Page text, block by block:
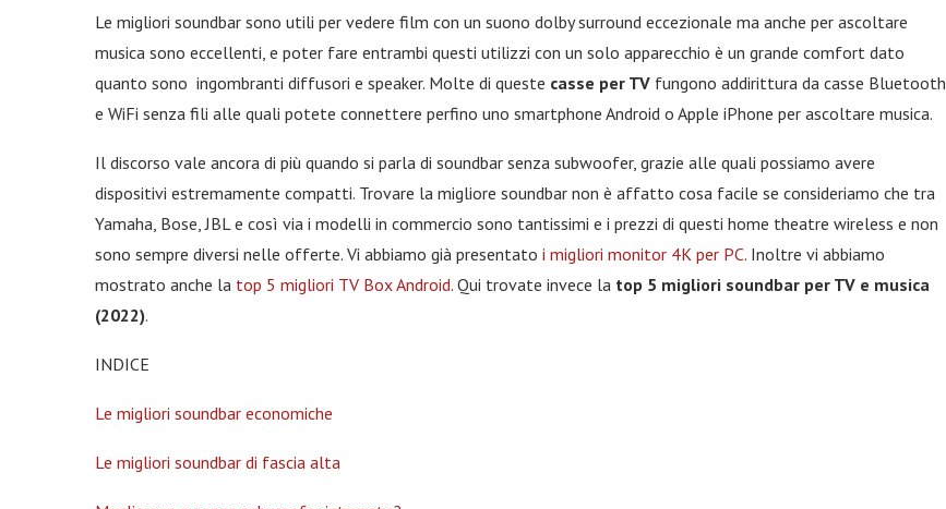
Le migliori soundbar sono utili per vedere film con un suono dolby surround eccezionale ma anche per ascoltare
musica sono eccellenti, e poter fare entrambi questi utilizzi con un solo apparecchio è un grande comfort dato
quanto sono ingombranti diffusori e speaker. Molte di queste casse per TV fungono addirittura da casse Bluetooth
e WiFi senza fili alle quali potete connettere perfino uno smartphone Android o Apple iPhone per ascoltare musica.
Il discorso vale ancora di più quando si parla di soundbar senza subwoofer, grazie alle quali possiamo avere
dispositivi estremamente compatti. Trovare la migliore soundbar non è affatto cosa facile se consideriamo che tra
Yamaha, Bose, JBL e così via i modelli in commercio sono tantissimi e i prezzi di questi home theatre wireless e non
sono sempre diversi nelle offerte. Vi abbiamo già presentato i migliori monitor 4K per PC. Inoltre vi abbiamo
mostrato anche la top 5 migliori TV Box Android. Qui trovate invece la top 5 migliori soundbar per TV e musica
(2022).
INDICE
Le migliori soundbar economiche
Le migliori soundbar di fascia alta